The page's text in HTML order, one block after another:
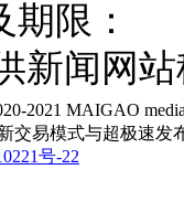
2021 MAIGAO
交易模式与超极速发
号-22